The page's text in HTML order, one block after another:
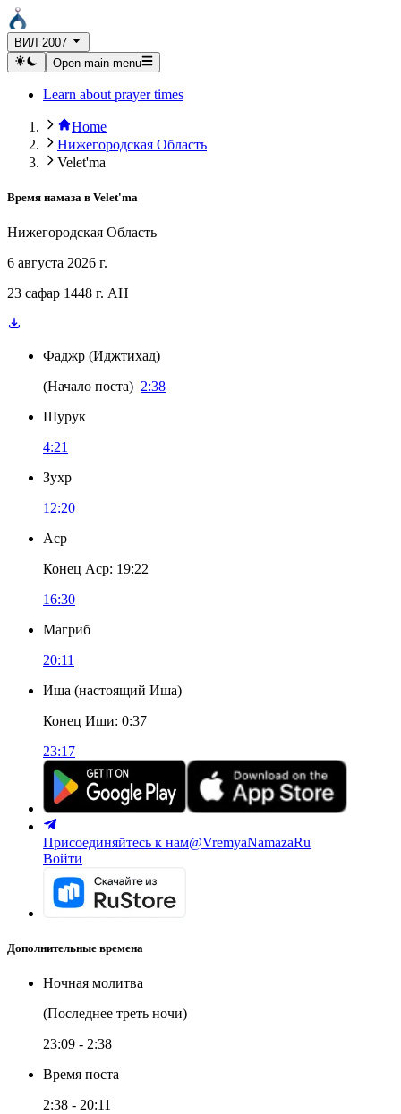
ВИЛ 2007
Open main menu
Learn about prayer times
Home
Нижегородская Область
Velet'ma
Время намаза в Velet'ma
Нижегородская Область
6 августа 2026 г.
23 сафар 1448 г. AH
Фаджр (Иджтихад)
(Начало поста) 2:38
Шурук
4:21
Зухр
12:20
Аср
Конец Аср: 19:22
16:30
Магриб
20:11
Иша (настоящий Иша)
Конец Иши: 0:37
23:17
Присоединяйтесь к нам@VremyaNamazaRu
Войти
Дополнительные времена
Ночная молитва
(Последнее треть ночи)
23:09 - 2:38
Время поста
2:38 - 20:11